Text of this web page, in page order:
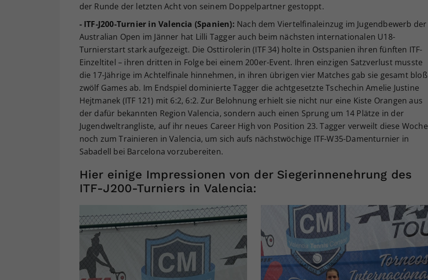
der Runde der letzten Acht von seinem Doppelpartner gestoppt.
- ITF-J200-Turnier in Valencia (Spanien): Nach dem Viertelfinaleinzug im Jugendbewerb der
Australian Open im Jänner hat Lilli Tagger auch beim nächsten internationalen U18-
Turnierstart stark aufgezeigt. Die Osttirolerin (ITF 34) holte in Ostspanien ihren fünften ITF-
Einzeltitel – ihren dritten in Folge bei einem 200er-Event. Ihren einzigen Satzverlust musste
die 17-Jährige im Achtelfinale hinnehmen, in ihren übrigen vier Matches gab sie gesamt bloß
zwölf Games ab. Im Endspiel dominierte Tagger die achtgesetzte Tschechin Amelie Justine
Hejtmanek (ITF 121) mit 6:2, 6:2. Zur Belohnung erhielt sie nicht nur eine Kiste Orangen aus
der dafür bekannten Region Valencia, sondern auch einen Sprung um 14 Plätze in der
Jugendweltrangliste, auf ihr neues Career High von Position 23. Tagger verweilt diese Woche
noch zum Trainieren in Valencia, um sich aufs nächstwöchige ITF-W35-Damenturnier in
Sabadell bei Barcelona vorzubereiten.
Hier einige Impressionen von der Siegerinnenehrung des
ITF-J200-Turniers in Valencia: